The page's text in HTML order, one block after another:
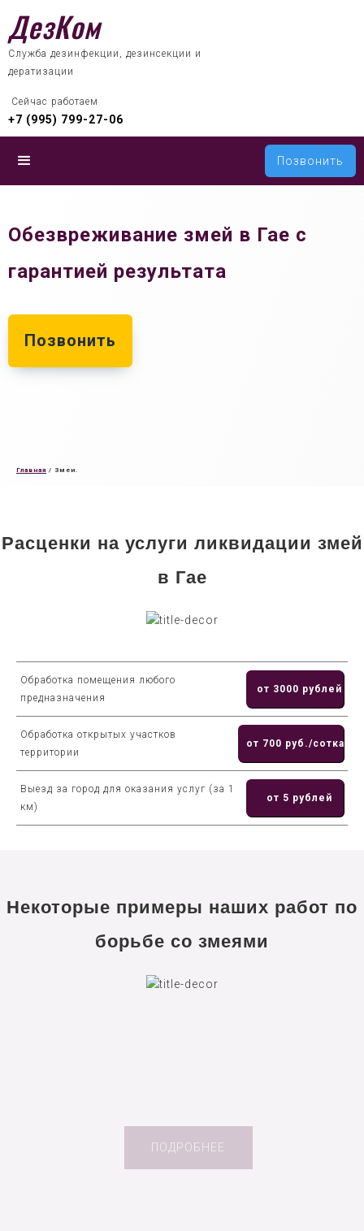
ДезКом
Служба дезинфекции, дезинсекции и
дератизации
Сейчас работаем
+7 (995) 799-27-06
Позвонить
Обезвреживание змей в Гае с
гарантией результата
Позвонить
Главная / Змеи.
Расценки на услуги ликвидации змей
в Гае
Обработка помещения любого
предназначения
от 3000 рублей
Обработка открытых участков
территории
от 700 руб./сотка
Выезд за город для оказания услуг (за 1
км)
от 5 рублей
Некоторые примеры наших работ по
борьбе со змеями
ПОДРОБНЕЕ